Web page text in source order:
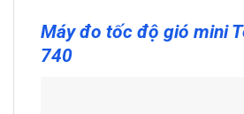
Máy đo tốc độ gió mini
740